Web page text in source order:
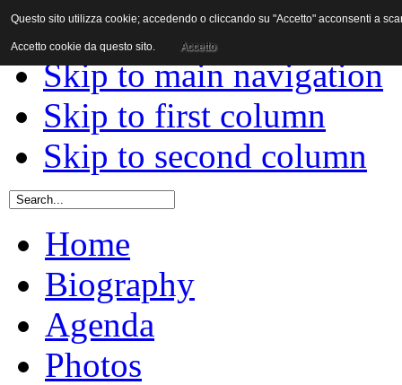
Skip to content
Skip to main navigation
Skip to first column
Skip to second column
Home
Biography
Agenda
Photos
Questo sito utilizza cookie; accedendo o cliccando su "Accetto" acconsenti a
Accetto cookie da questo sito. Accetto